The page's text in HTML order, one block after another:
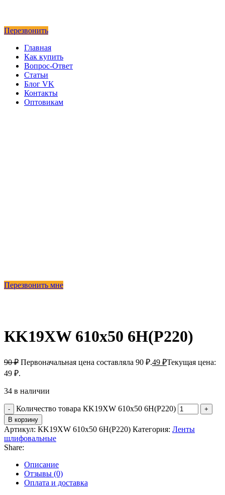
Перезвонить
Главная
Как купить
Вопрос-Ответ
Статьи
Блог VK
Контакты
Оптовикам
Перезвонить мне
КK19XW 610х50 6Н(P220)
90₽ Первоначальная цена составляла 90 ₽.49 ₽Текущая цена:
49 ₽.
34 в наличии
Количество товара КK19XW 610х50 6Н(P220)
В корзину
Артикул: КK19XW 610х50 6Н(P220) Категория: Ленты
шлифовальные
Share:
Описание
Отзывы (0)
Оплата и доставка